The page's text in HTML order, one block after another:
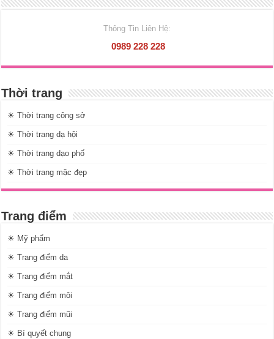
Thông Tin Liên Hệ:
0989 228 228
Thời trang
☀ Thời trang công sở
☀ Thời trang dạ hội
☀ Thời trang dạo phố
☀ Thời trang mặc đẹp
Trang điểm
☀ Mỹ phẩm
☀ Trang điểm da
☀ Trang điểm mắt
☀ Trang điểm môi
☀ Trang điểm mũi
☀ Bí quyết chung